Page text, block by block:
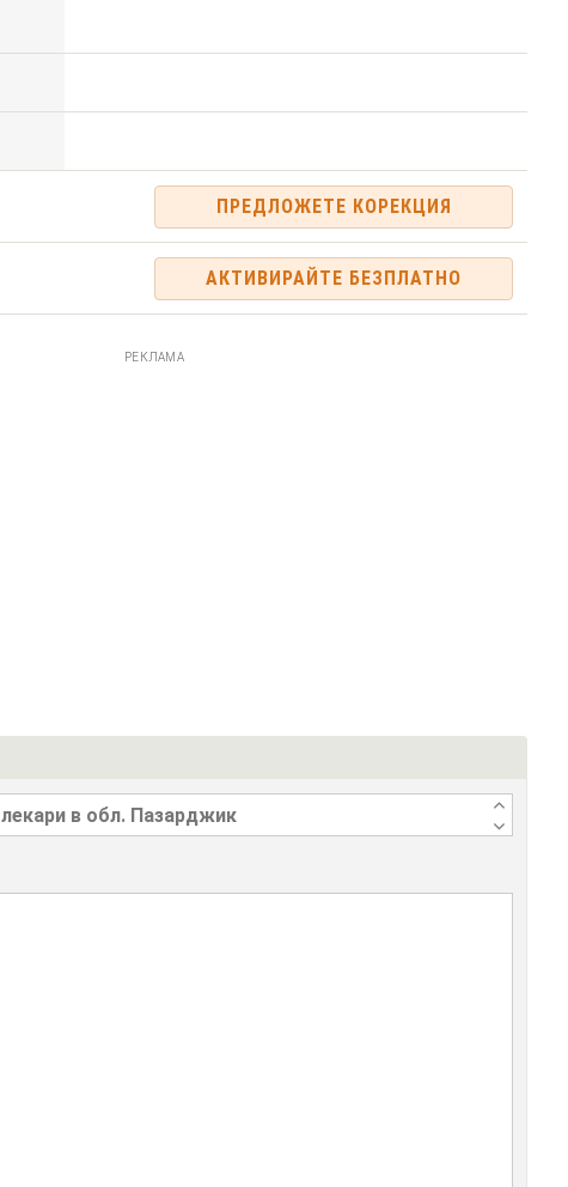
ПРЕДЛОЖЕТЕ КОРЕКЦИЯ
АКТИВИРАЙТЕ БЕЗПЛАТНО
РЕКЛАМА